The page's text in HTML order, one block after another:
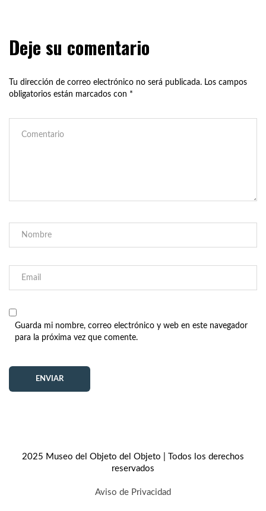
Deje su comentario
Tu dirección de correo electrónico no será publicada. Los campos
obligatorios están marcados con *
Guarda mi nombre, correo electrónico y web en este navegador
para la próxima vez que comente.
2025 Museo del Objeto del Objeto | Todos los derechos
reservados
Aviso de Privacidad